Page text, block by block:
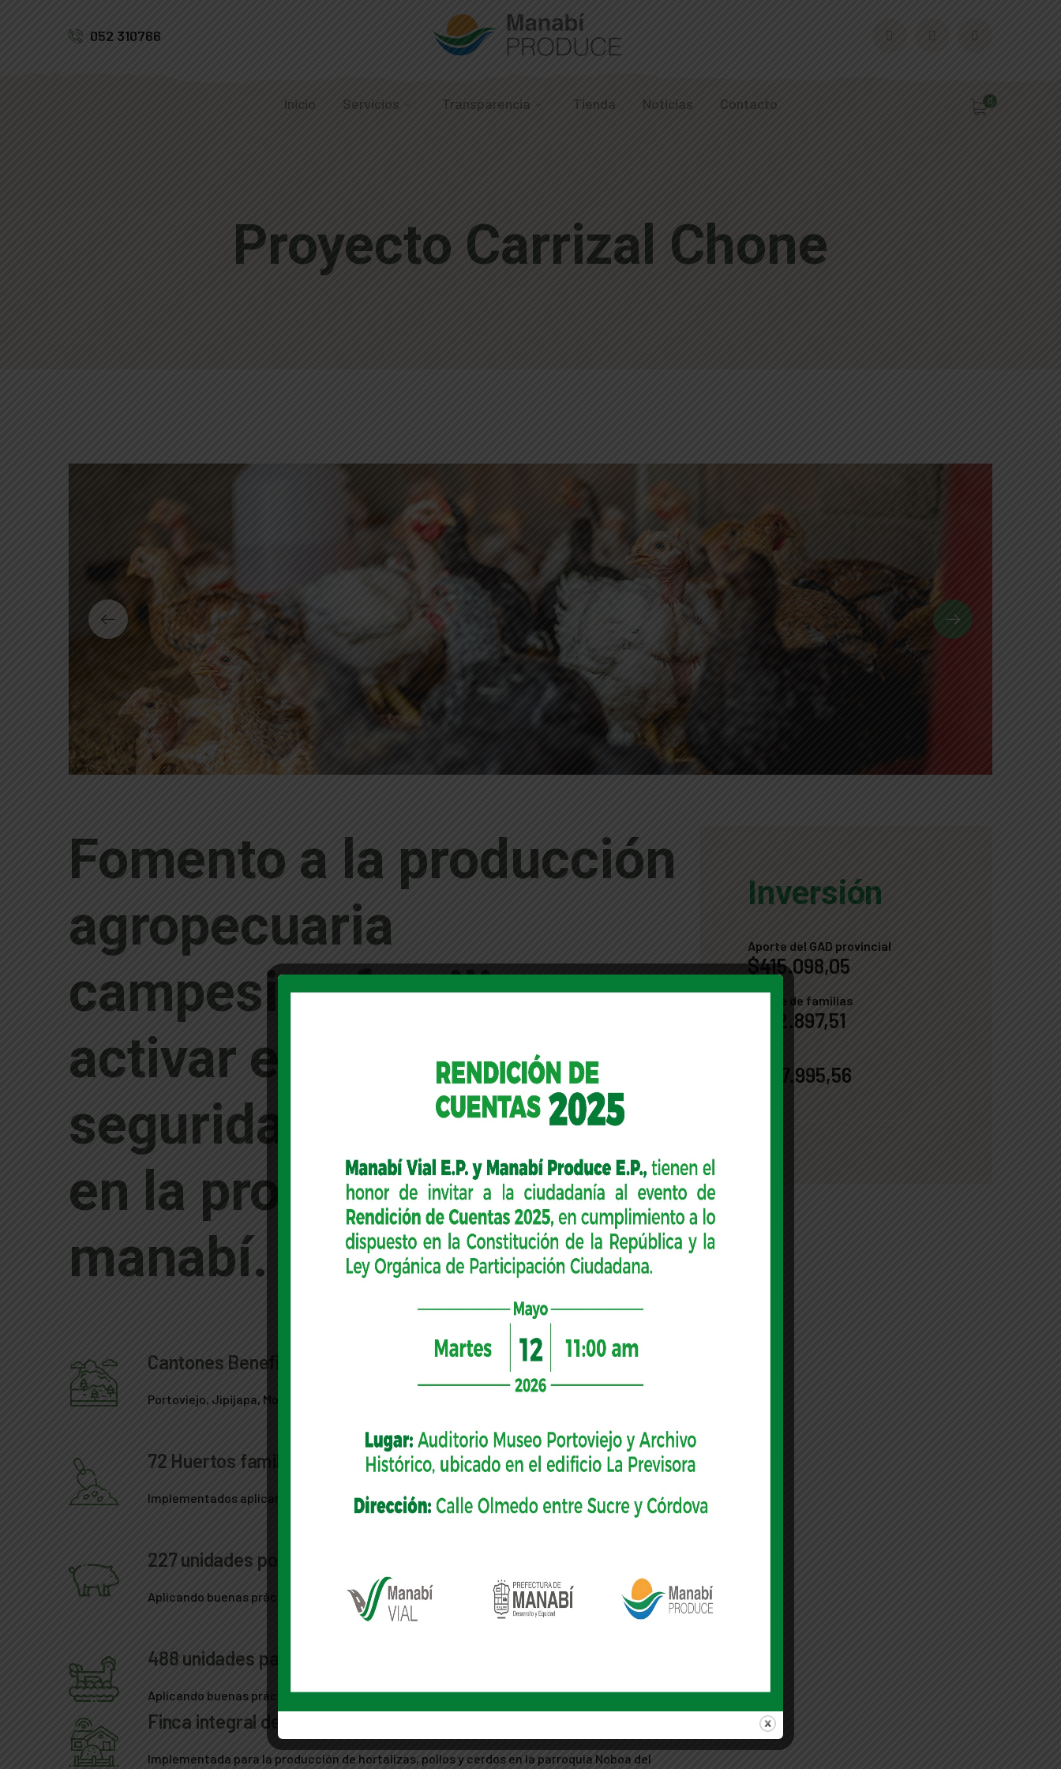
052 310766
0
Inicio Servicios Transparencia Tienda Noticias Contacto
Proyecto Carrizal Chone
Fomento a la producción
agropecuaria
campesina familiar para
activar el sistema de
seguridad alimentaria
en la provincia de
manabí.
Cantones Beneficiados
Portoviejo, Jipijapa, Montecristi, Santa Ana, Rocafuerte, Paján, Sucre, 24 de Mayo
72 Huertos familiares
Implementados aplicando buenas prácticas de producción agrícola
227 unidades porcinas
Aplicando buenas prácticas de producción pecuaria.
488 unidades para la producción de pollos
Aplicando buenas prácticas agropecuarias
Finca integral demostrativa
Implementada para la producción de hortalizas, pollos y cerdos en la parroquia Noboa del
Inversión
Aporte del GAD provincial
$415.098,05
Aporte de familias
$182.897,51
$597.995,56